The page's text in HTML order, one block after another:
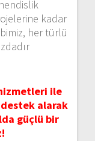
kadar
her türlü
ile
alarak
güçlü bir